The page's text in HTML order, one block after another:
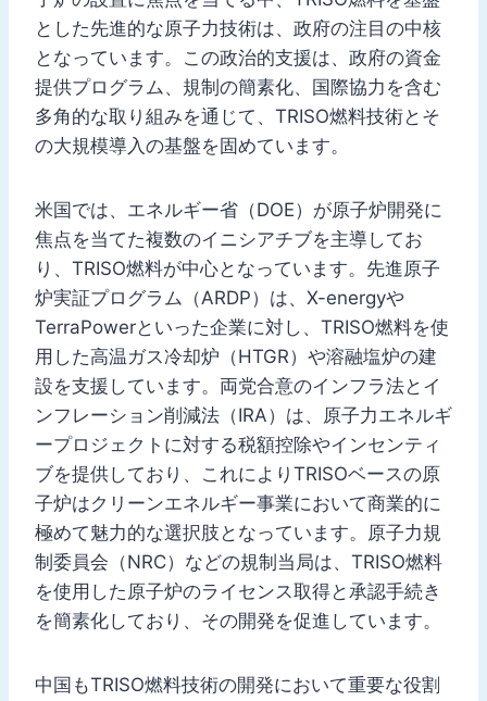
とした先進的な原子力技術は、政府の注目の中核
となっています。この政治的支援は、政府の資金
提供プログラム、規制の簡素化、国際協力を含む
多角的な取り組みを通じて、TRISO燃料技術とそ
の大規模導入の基盤を固めています。
米国では、エネルギー省（DOE）が原子炉開発に
焦点を当てた複数のイニシアチブを主導してお
り、TRISO燃料が中心となっています。先進原子
炉実証プログラム（ARDP）は、X-energyや
TerraPowerといった企業に対し、TRISO燃料を使
用した高温ガス冷却炉（HTGR）や溶融塩炉の建
設を支援しています。両党合意のインフラ法とイ
ンフレーション削減法（IRA）は、原子力エネルギ
ープロジェクトに対する税額控除やインセンティ
ブを提供しており、これによりTRISOベースの原
子炉はクリーンエネルギー事業において商業的に
極めて魅力的な選択肢となっています。原子力規
制委員会（NRC）などの規制当局は、TRISO燃料
を使用した原子炉のライセンス取得と承認手続き
を簡素化しており、その開発を促進しています。
中国もTRISO燃料技術の開発において重要な役割